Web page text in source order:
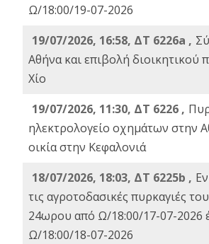
Ω/18:00/19-07-2026
19/07/2026, 16:58, ΔΤ 6226a ,
Αθήνα και επιβολή διοικητικού
Χίο
19/07/2026, 11:30, ΔΤ 6226 ,
ηλεκτρολογείο οχημάτων στην
οικία στην Κεφαλονιά
18/07/2026, 18:03, ΔΤ 6225b ,
τις αγροτοδασικές πυρκαγιές
24ωρου από Ω/18:00/17-07-2026
Ω/18:00/18-07-2026